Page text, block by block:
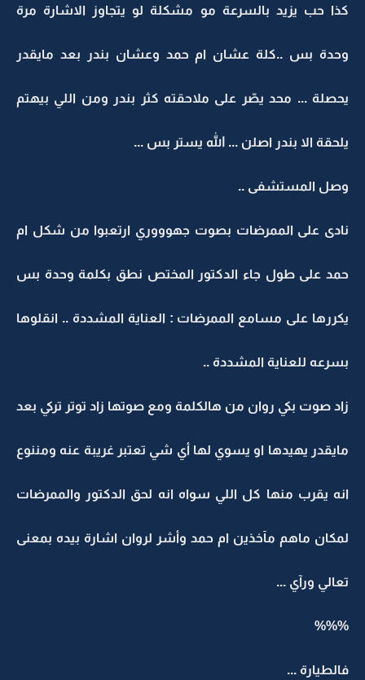
كذا حب يزيد بالسرعة مو مشكلة لو يتجاوز الاشارة مرة
وحدة بس ..كلة عشان ام حمد وعشان بندر بعد مايقدر
يحصلة ... محد يصّر على ملاحقته كثر بندر ومن اللي بيهتم
يلحقة الا بندر اصلن ... الله يستر بس ...
وصل المستشفى ..
نادى على الممرضات بصوت جهوووري ارتعبوا من شكل ام
حمد على طول جاء الدكتور المختص نطق بكلمة وحدة بس
يكررها على مسامع الممرضات : العناية المشددة .. انقلوها
بسرعه للعناية المشددة ..
زاد صوت بكي روان من هالكلمة ومع صوتها زاد توتر تركي بعد
مايقدر يهيدها او يسوي لها أي شي تعتبر غريبة عنه ومننوع
انه يقرب منها كل اللي سواه انه لحق الدكتور والممرضات
لمكان ماهم مآخذين ام حمد وأشر لروان اشارة بيده بمعنى
تعالي ورآي ...
%%%
فالطيارة ...